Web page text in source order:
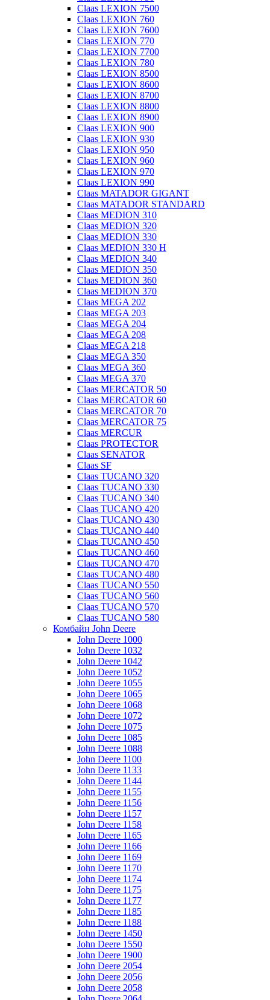
Claas LEXION 7500
Claas LEXION 760
Claas LEXION 7600
Claas LEXION 770
Claas LEXION 7700
Claas LEXION 780
Claas LEXION 8500
Claas LEXION 8600
Claas LEXION 8700
Claas LEXION 8800
Claas LEXION 8900
Claas LEXION 900
Claas LEXION 930
Claas LEXION 950
Claas LEXION 960
Claas LEXION 970
Claas LEXION 990
Claas MATADOR GIGANT
Claas MATADOR STANDARD
Claas MEDION 310
Claas MEDION 320
Claas MEDION 330
Claas MEDION 330 H
Claas MEDION 340
Claas MEDION 350
Claas MEDION 360
Claas MEDION 370
Claas MEGA 202
Claas MEGA 203
Claas MEGA 204
Claas MEGA 208
Claas MEGA 218
Claas MEGA 350
Claas MEGA 360
Claas MEGA 370
Claas MERCATOR 50
Claas MERCATOR 60
Claas MERCATOR 70
Claas MERCATOR 75
Claas MERCUR
Claas PROTECTOR
Claas SENATOR
Claas SF
Claas TUCANO 320
Claas TUCANO 330
Claas TUCANO 340
Claas TUCANO 420
Claas TUCANO 430
Claas TUCANO 440
Claas TUCANO 450
Claas TUCANO 460
Claas TUCANO 470
Claas TUCANO 480
Claas TUCANO 550
Claas TUCANO 560
Claas TUCANO 570
Claas TUCANO 580
Комбайн John Deere
John Deere 1000
John Deere 1032
John Deere 1042
John Deere 1052
John Deere 1055
John Deere 1065
John Deere 1068
John Deere 1072
John Deere 1075
John Deere 1085
John Deere 1088
John Deere 1100
John Deere 1133
John Deere 1144
John Deere 1155
John Deere 1156
John Deere 1157
John Deere 1158
John Deere 1165
John Deere 1166
John Deere 1169
John Deere 1170
John Deere 1174
John Deere 1175
John Deere 1177
John Deere 1185
John Deere 1188
John Deere 1450
John Deere 1550
John Deere 1900
John Deere 2054
John Deere 2056
John Deere 2058